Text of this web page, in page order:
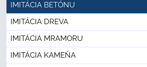
IMITÁCIA BETÓNU
IMITÁCIA DREVA
IMITÁCIA MRAMORU
IMITÁCIA KAMEŇA